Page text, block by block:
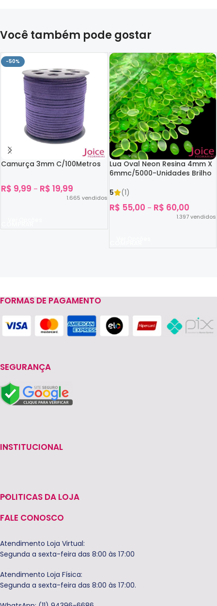
Você também pode gostar
-50%
Camurça 3mm C/100Metros
R$ 9,99 – R$ 19,99
1.665 vendidos
Lua Oval Neon Resina 4mm X
6mmc/5000-Unidades Brilho
5
(1)
R$ 55,00 – R$ 60,00
1.397vendidos
Read more
FORMAS DE PAGAMENTO
SEGURANÇA
INSTITUCIONAL
POLITICAS DA LOJA
FALE CONOSCO
Atendimento Loja Virtual:
Segunda a sexta-feira das 8:00 às 17:00
Atendimento Loja Física:
Segunda a sexta-feira das 8:00 às 17:00.